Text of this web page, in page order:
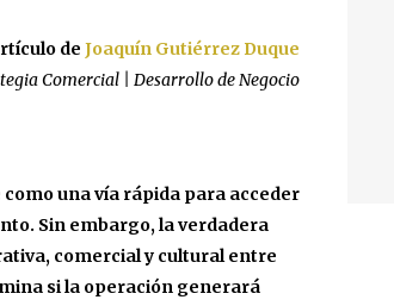
deJoaquín Gutiérrez Duque
Comercial | Desarrollo de Negocio
una vía rápida para acceder
Sin embargo, la verdadera
comercial y cultural entre
si la operación generará